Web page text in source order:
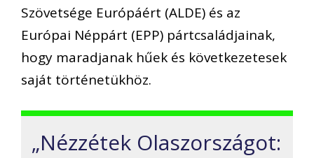
Szövetsége Európáért (ALDE) és az
Európai Néppárt (EPP) pártcsaládjainak,
hogy maradjanak hűek és következetesek
saját történetükhöz.
„Nézzétek Olaszországot: